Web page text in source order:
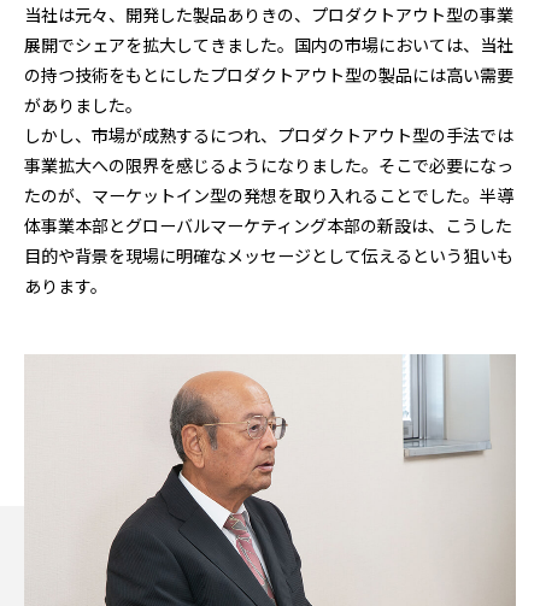
当社は元々、開発した製品ありきの、プロダクトアウト型の事業
展開でシェアを拡大してきました。国内の市場においては、当社
の持つ技術をもとにしたプロダクトアウト型の製品には高い需要
がありました。
しかし、市場が成熟するにつれ、プロダクトアウト型の手法では
事業拡大への限界を感じるようになりました。そこで必要になっ
たのが、マーケットイン型の発想を取り入れることでした。半導
体事業本部とグローバルマーケティング本部の新設は、こうした
目的や背景を現場に明確なメッセージとして伝えるという狙いも
あります。